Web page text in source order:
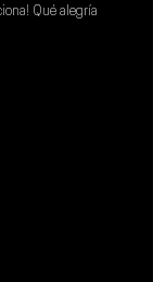
Qué alegría